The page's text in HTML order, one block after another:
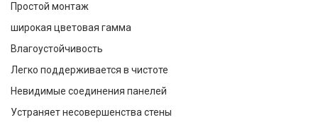
Простой монтаж
широкая цветовая гамма
Влагоустойчивость
Легко поддерживается в чистоте
Невидимые соединения панелей
Устраняет несовершенства стены